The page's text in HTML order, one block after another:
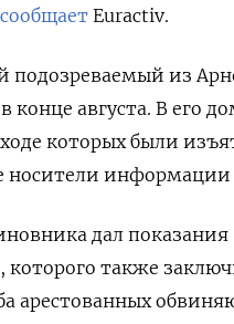
сообщает Euractiv.
подозреваемый из
конце августа. В его
которых были
информации
дал
которого также
арестованных